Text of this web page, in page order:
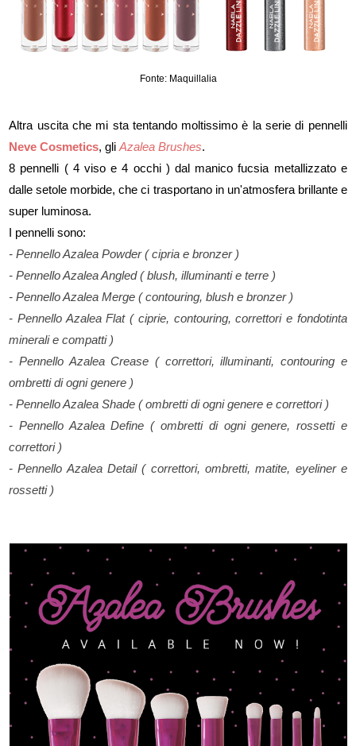
Fonte: Maquillalia
Altra uscita che mi sta tentando moltissimo è la serie di pennelli
Neve Cosmetics, gliAzalea Brushes.
8 pennelli ( 4 viso e 4 occhi ) dal manico fucsia metallizzato e
dalle setole morbide, che ci trasportano in un'atmosfera brillante e
super luminosa.
I pennelli sono:
- Pennello Azalea Powder ( cipria e bronzer )
- Pennello Azalea Angled ( blush, illuminanti e terre )
- Pennello Azalea Merge ( contouring, blush e bronzer )
- Pennello Azalea Flat ( ciprie, contouring, correttori e fondotinta
minerali e compatti )
- Pennello Azalea Crease ( correttori, illuminanti, contouring e
ombretti di ogni genere )
- Pennello Azalea Shade ( ombretti di ogni genere e correttori )
- Pennello Azalea Define ( ombretti di ogni genere, rossetti e
correttori )
- Pennello Azalea Detail ( correttori, ombretti, matite, eyeliner e
rossetti )